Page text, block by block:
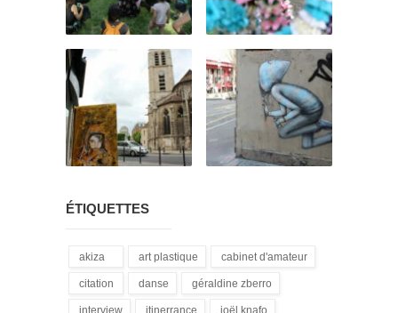
ÉTIQUETTES
akiza
(21)
art plastique
cabinet d'amateur
(12)
citation
(18)
danse
(1)
géraldine zberro
interview
itinerrance
joël knafo